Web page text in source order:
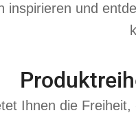
und
Ihnen die